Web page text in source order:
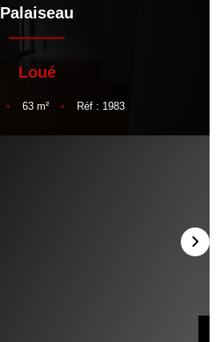
NOTRE AGENCE
GESTION
Palaiseau
Loué
• 63 m² • Réf : 1983